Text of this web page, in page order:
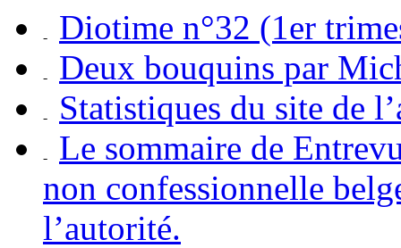
Diotime n°32 (1er
Deux bouquins par
Statistiques du site de
Le sommaire de
non confessionnelle
l’autorité.